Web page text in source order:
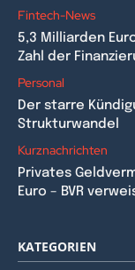
Fintech-News
5,3 Milliarden
Zahl der
Personal
Der starre
Strukturwandel
Kurznachrichten
Privates
Euro – BVR
KATEGORIEN